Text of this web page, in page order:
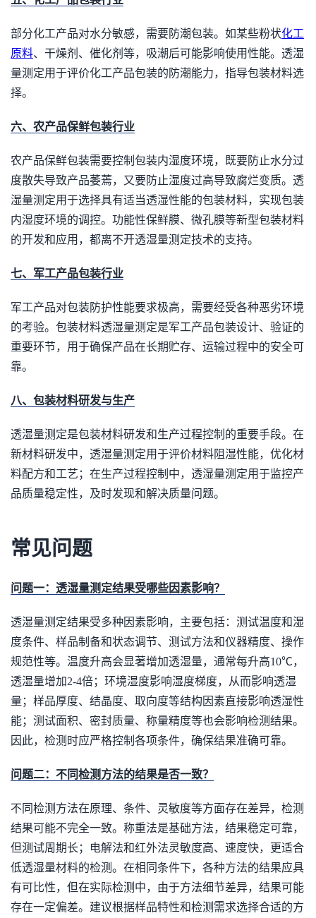
部分化工产品对水分敏感，需要防潮包装。如某些粉状化工
原料、干燥剂、催化剂等，吸潮后可能影响使用性能。透湿
量测定用于评价化工产品包装的防潮能力，指导包装材料选
择。
六、农产品保鲜包装行业
农产品保鲜包装需要控制包装内湿度环境，既要防止水分过
度散失导致产品萎蔫，又要防止湿度过高导致腐烂变质。透
湿量测定用于选择具有适当透湿性能的包装材料，实现包装
内湿度环境的调控。功能性保鲜膜、微孔膜等新型包装材料
的开发和应用，都离不开透湿量测定技术的支持。
七、军工产品包装行业
军工产品对包装防护性能要求极高，需要经受各种恶劣环境
的考验。包装材料透湿量测定是军工产品包装设计、验证的
重要环节，用于确保产品在长期贮存、运输过程中的安全可
靠。
八、包装材料研发与生产
透湿量测定是包装材料研发和生产过程控制的重要手段。在
新材料研发中，透湿量测定用于评价材料阻湿性能，优化材
料配方和工艺；在生产过程控制中，透湿量测定用于监控产
品质量稳定性，及时发现和解决质量问题。
常见问题
问题一：透湿量测定结果受哪些因素影响？
透湿量测定结果受多种因素影响，主要包括：测试温度和湿
度条件、样品制备和状态调节、测试方法和仪器精度、操作
规范性等。温度升高会显著增加透湿量，通常每升高10℃，
透湿量增加2-4倍；环境湿度影响湿度梯度，从而影响透湿
量；样品厚度、结晶度、取向度等结构因素直接影响透湿性
能；测试面积、密封质量、称量精度等也会影响检测结果。
因此，检测时应严格控制各项条件，确保结果准确可靠。
问题二：不同检测方法的结果是否一致？
不同检测方法在原理、条件、灵敏度等方面存在差异，检测
结果可能不完全一致。称重法是基础方法，结果稳定可靠，
但测试周期长；电解法和红外法灵敏度高、速度快，更适合
低透湿量材料的检测。在相同条件下，各种方法的结果应具
有可比性，但在实际检测中，由于方法细节差异，结果可能
存在一定偏差。建议根据样品特性和检测需求选择合适的方